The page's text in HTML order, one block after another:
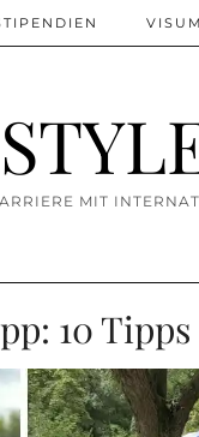
MIT
VISUM
10 Tipps